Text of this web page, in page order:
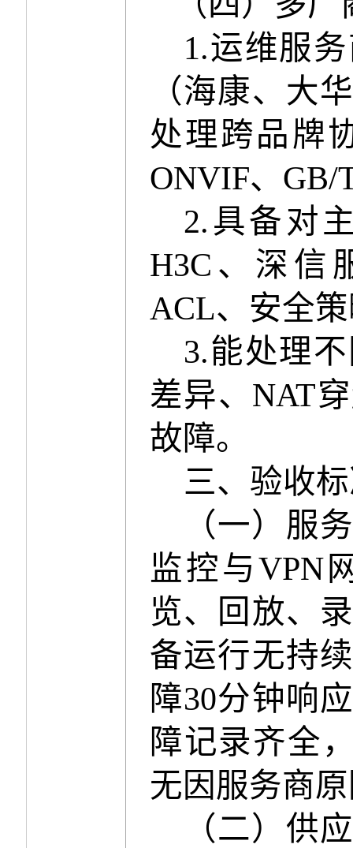
1.运维服
（海康、大
处理跨品牌
ONVIF、 GB/
2. 具备对
H3C 、深信
ACL、安全
3.能处理
差异、 NAT
故障。
三、验收
（一）服
监控与VPN
览、回放、
备运行无持
障30分钟响
障记录齐全
无因服务商
（二）供